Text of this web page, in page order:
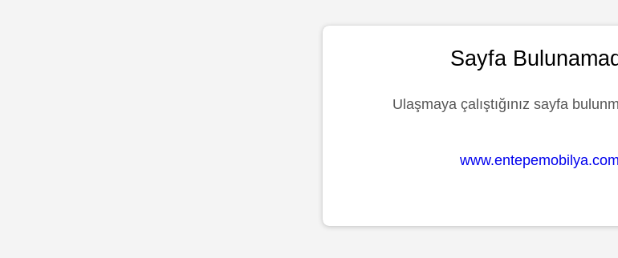
Sayfa
Ulaşmaya çalıştığınız sayfa
www.entepemobilya.com